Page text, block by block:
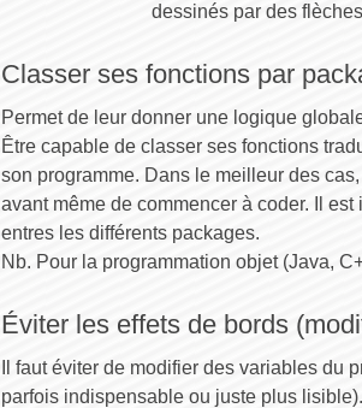
dessinés par des
Classer ses fonctions par
Permet de leur donner une logique
Être capable de classer ses fonctions
son programme. Dans le meilleur des
avant même de commencer à coder. Il
entres les différents packages.
Nb. Pour la programmation objet (Java,
Éviter les effets de bords
Il faut éviter de modifier des variables du
parfois indispensable ou juste plus